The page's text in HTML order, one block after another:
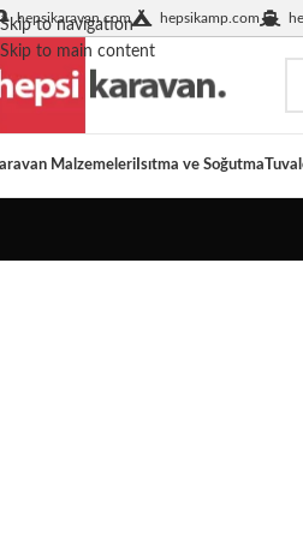
Skip to navigation
Skip to main content
hepsikaravan.com hepsikamp.com
Malzemeleri Isıtma ve Soğutma